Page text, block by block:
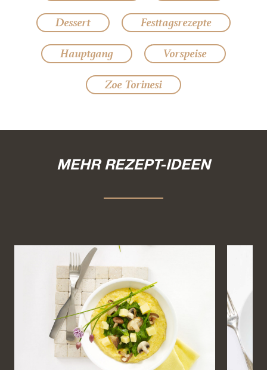
Dessert
Festtagsrezepte
Hauptgang
Vorspeise
Zoe Torinesi
MEHR REZEPT-IDEEN